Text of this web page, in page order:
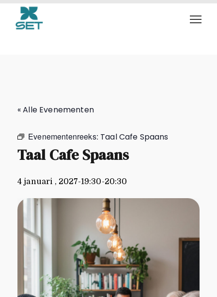
Taal Cafe Spaans
« Alle Evenementen
Evenementenreeks: Taal Cafe Spaans
Taal Cafe Spaans
4 januari , 2027-19:30-20:30